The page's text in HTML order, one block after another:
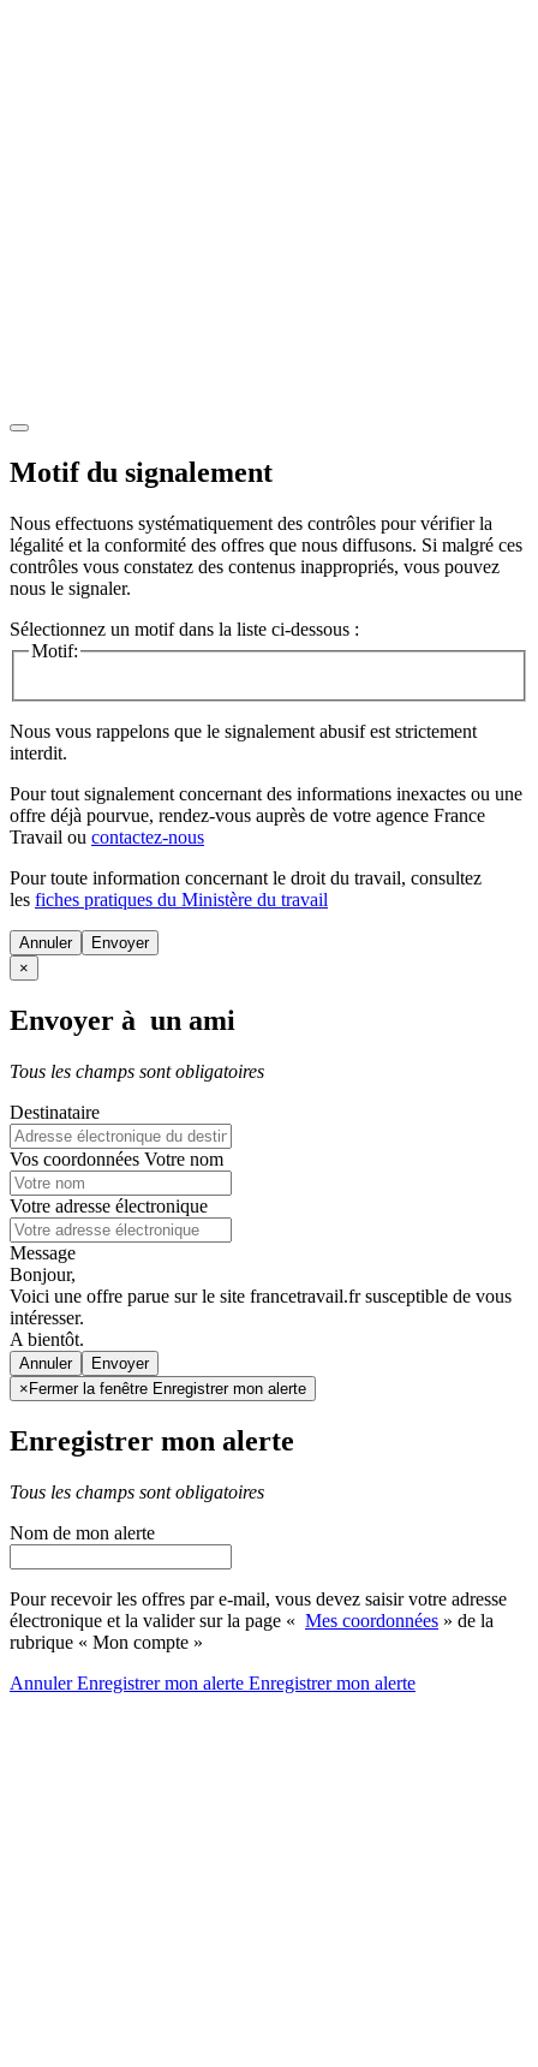
Motif du signalement
Nous effectuons systématiquement des contrôles pour vérifier la
légalité et la conformité des offres que nous diffusons. Si malgré ces
contrôles vous constatez des contenus inappropriés, vous pouvez
nous le signaler.
Sélectionnez un motif dans la liste ci-dessous :
Motif:
Nous vous rappelons que le signalement abusif est strictement
interdit.
Pour tout signalement concernant des informations inexactes ou une
offre déjà pourvue, rendez-vous auprès de votre agence France
Travail ou contactez-nous
Pour toute information concernant le droit du travail, consultez
les fiches pratiques du Ministère du travail
Annuler
×
Envoyer à un ami
Tous les champs sont obligatoires
Destinataire
Vos coordonnées Votre nom
Votre adresse électronique
Message
Bonjour,
Voici une offre parue sur le site francetravail.fr susceptible de vous
intéresser.
A bientôt.
Annuler
× Fermer la fenêtre Enregistrer mon alerte
Enregistrer mon alerte
Tous les champs sont obligatoires
Nom de mon alerte
Pour recevoir les offres par e-mail, vous devez saisir votre adresse
électronique et la valider sur la page « Mes coordonnées » de la
rubrique « Mon compte »
AnnulerEnregistrer mon alerte Enregistrermon alerte